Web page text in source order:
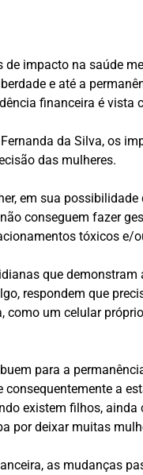
impacto na saúde
e até a
financeira é vista
da Silva, os
das mulheres.
em sua
conseguem fazer
tóxicos e/
que
respondem que
um celular
para a
a
existem filhos,
por deixar muitas
as mudanças